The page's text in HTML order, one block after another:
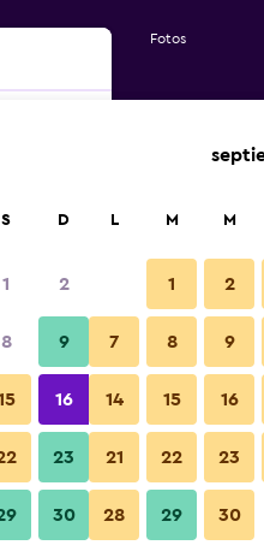
precios
precios
Fotos
S D
1 2
8 9
16
23
30
L M M
1 2
7 8 9
14 15 16
21 22 23
28 29 30